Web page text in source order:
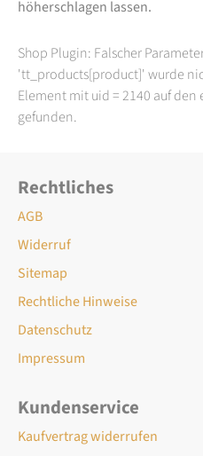
höherschlagen lassen.
Shop Plugin: Falscher
'tt_products[product]' wurde
Element mit uid = 2140 auf
gefunden.
Rechtliches
AGB
Widerruf
Sitemap
Rechtliche Hinweise
Datenschutz
Impressum
Kundenservice
Kaufvertrag widerrufen